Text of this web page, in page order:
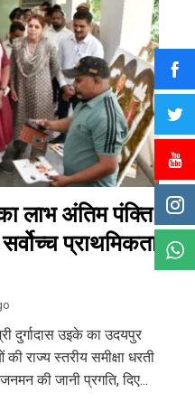
लाभ अंतिम पंक्ति
प्राथमिकता
दुर्गादास उइके का उदयपुर
राज्य स्तरीय समीक्षा धरती
की जानी प्रगति, दिए...